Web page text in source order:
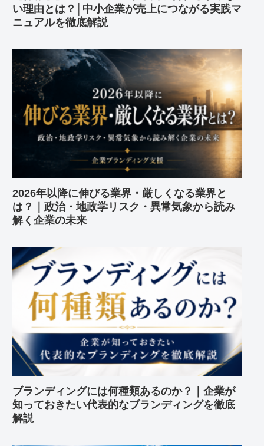
い理由とは？│中小企業が売上につながる実践マ
ニュアルを徹底解説
2026年以降に伸びる業界・厳しくなる業界と
は？｜政治・地政学リスク・異常気象から読み
解く企業の未来
ブランディングには何種類あるのか？｜企業が
知っておきたい代表的なブランディングを徹底
解説